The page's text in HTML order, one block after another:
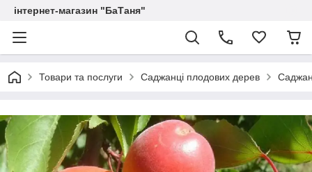
інтернет-магазин "БаТаня"
Товари та послуги Саджанці плодових дерев